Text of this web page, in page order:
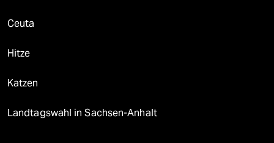
Ceuta
Hitze
Katzen
Landtagswahl in Sachsen-Anhalt